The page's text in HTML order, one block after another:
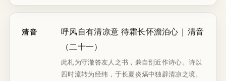
清音
呼风自有清凉意 待霜长怀澹泊心 | 清音
（二十一）
此札为守澈答友人之书，兼自剖近作诗心。诗以
四时流转为经纬，于长夏炎熇中独辟清凉之境。